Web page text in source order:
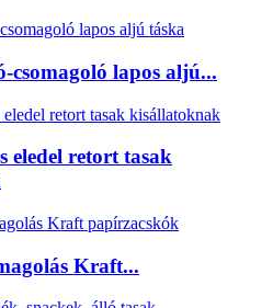
csomagoló lapos aljú...
eledel retort tasak
Kraft...